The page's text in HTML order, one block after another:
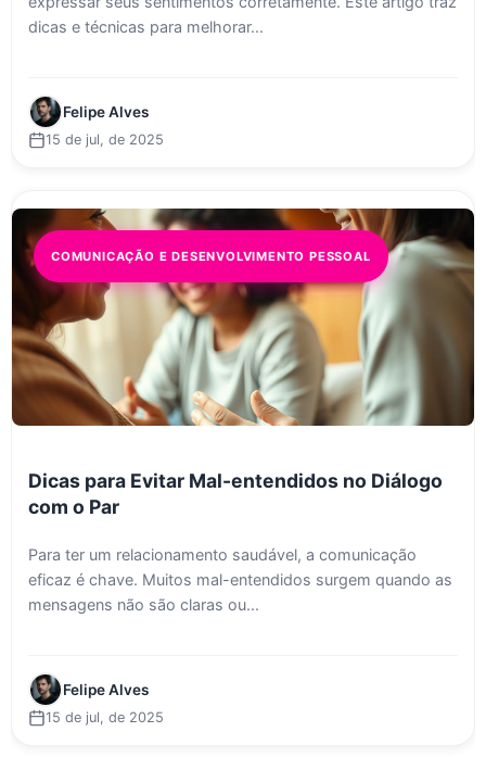
dicas e técnicas para melhorar...
Felipe Alves
15 de jul, de 2025
COMUNICAÇÃO E DESENVOLVIMENTO PESSOAL
Dicas para Evitar Mal-entendidos no Diálogo
com o Par
Para ter um relacionamento saudável, a comunicação
eficaz é chave. Muitos mal-entendidos surgem quando as
mensagens não são claras ou...
Felipe Alves
15 de jul, de 2025